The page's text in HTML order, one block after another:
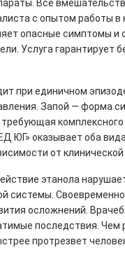
Все
с опытом работы в
опасные симптомы и
Услуга гарантирует
при единичном
Запой — форма
ЮГ» оказывает оба
от клинической
этанола
системы.
осложнений.
последствия. Чем
протрезвет